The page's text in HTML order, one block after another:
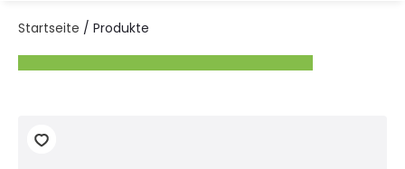
Startseite / Produkte